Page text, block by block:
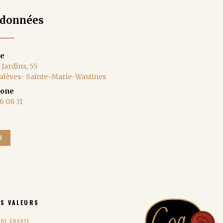
55
Sainte-Marie-Wastines
08 31
VALEURS
CHARTE